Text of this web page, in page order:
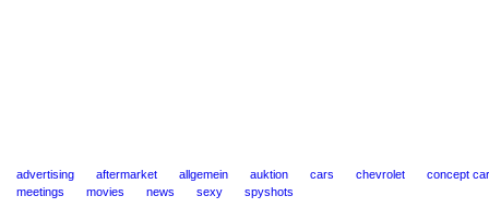
advertising aftermarket allgemein auktion cars chevrolet
concept
meetings
movies news sexy spyshots